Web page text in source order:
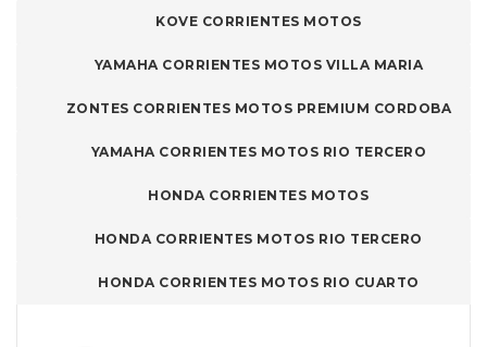
KOVE CORRIENTES MOTOS
YAMAHA CORRIENTES MOTOS VILLA MARIA
ZONTES CORRIENTES MOTOS PREMIUM CORDOBA
YAMAHA CORRIENTES MOTOS RIO TERCERO
HONDA CORRIENTES MOTOS
HONDA CORRIENTES MOTOS RIO TERCERO
HONDA CORRIENTES MOTOS RIO CUARTO